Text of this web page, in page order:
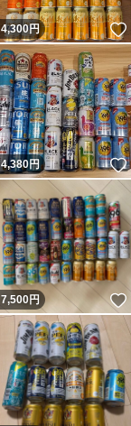
いいね！
4,300円
いね！
4,380円
いね！
7,500円